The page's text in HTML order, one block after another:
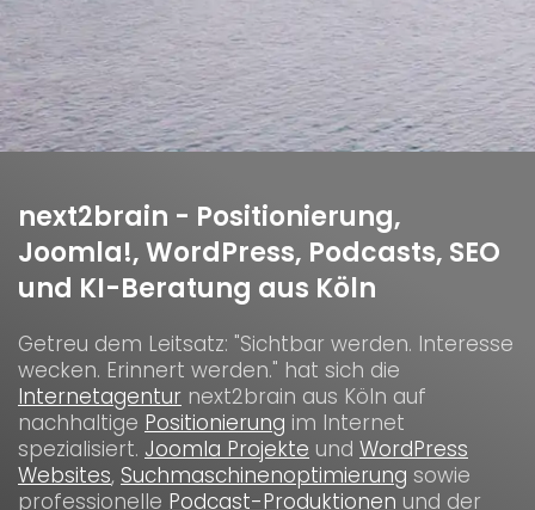
next2brain - Positionierung,
Joomla!, WordPress, Podcasts, SEO
und KI-Beratung aus Köln
Getreu dem Leitsatz: "Sichtbar werden. Interesse
wecken. Erinnert werden." hat sich die
Internetagentur next2brain aus Köln auf
nachhaltige Positionierung im Internet
spezialisiert. Joomla Projekte und WordPress
Websites, Suchmaschinenoptimierung sowie
professionelle Podcast-Produktionen und der